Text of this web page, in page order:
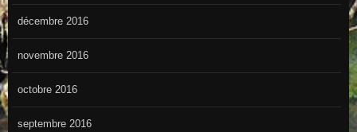
décembre 2016
novembre 2016
octobre 2016
septembre 2016